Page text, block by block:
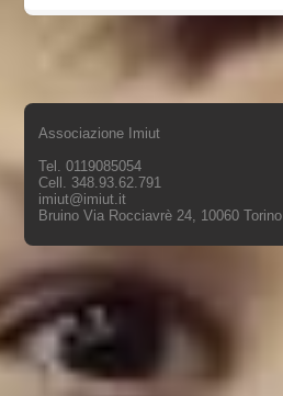
Associazione Imiut
Tel. 0119085054
Cell. 348.93.62.791
imiut@imiut.it
Bruino Via Rocciavrè 24, 10060 Torino